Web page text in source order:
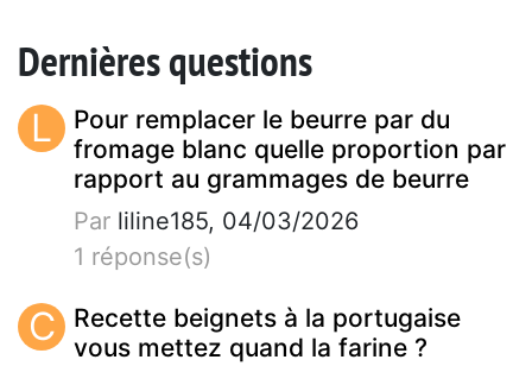
Dernières questions
L
Pour remplacer le beurre par du
fromage blanc quelle proportion par
rapport au grammages de beurre
Par liline185, 04/03/2026
1 réponse(s)
C
Recette beignets à la portugaise
vous mettez quand la farine ?